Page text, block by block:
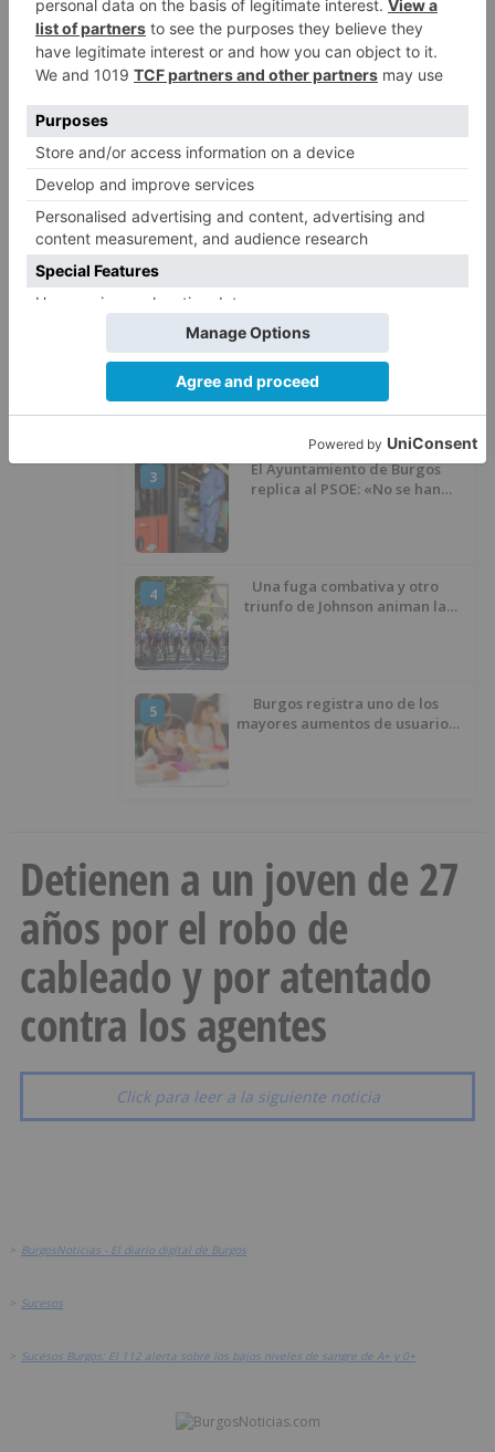
5
Detenidas tres personas en
Quintanar de la Sierra con
hachís, cocaína y marihuana
LO ÚLTIMO
1
Fallece un ciclista en Burgos tras
avisar otro conductor que se
2
El nuevo Mercado Norte de
Burgos sale a concurso con un
presupuesto de 21,7 millones
3
El Ayuntamiento de Burgos
replica al PSOE: «No se han
4
Una fuga combativa y otro
triunfo de Johnson animan la
5
Burgos registra uno de los
mayores aumentos de usuarios
Detienen a un joven de 27
años por el robo de
cableado y por atentado
contra los agentes
Click para leer a la siguiente noticia
> BurgosNoticias - El diario digital de Burgos
> Sucesos
> Sucesos Burgos: El 112 alerta sobre los bajos niveles de sangre de A+ y 0+